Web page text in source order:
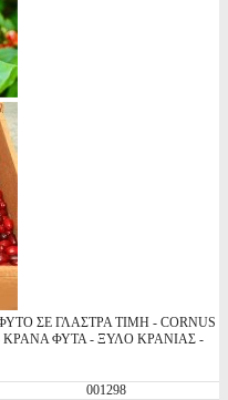
ΣΕ ΓΛΑΣΤΡΑ ΤΙΜΗ - CORNUS
ΚΡΑΝΑ ΦΥΤΑ - ΞΥΛΟ ΚΡΑΝΙΑΣ -
001298